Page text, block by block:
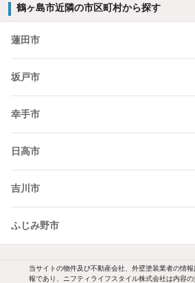
鶴ヶ島市近隣の市区町村から探す
蓮田市
坂戸市
幸手市
日高市
吉川市
ふじみ野市
当サイトの物件及び不動産会社、外壁塗装業者の情
報であり、ニフティライフスタイル株式会社は内容